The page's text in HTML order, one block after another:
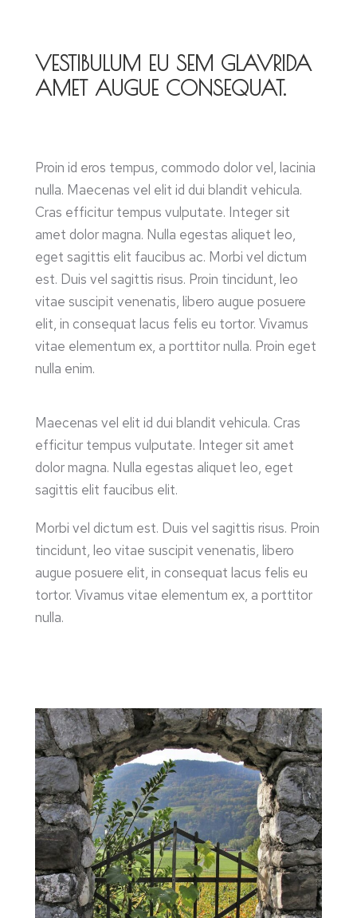
VESTIBULUM EU SEM GLAVRIDA
AMET AUGUE CONSEQUAT.
Proin id eros tempus, commodo dolor vel, lacinia
nulla. Maecenas vel elit id dui blandit vehicula.
Cras efficitur tempus vulputate. Integer sit
amet dolor magna. Nulla egestas aliquet leo,
eget sagittis elit faucibus ac. Morbi vel dictum
est. Duis vel sagittis risus. Proin tincidunt, leo
vitae suscipit venenatis, libero augue posuere
elit, in consequat lacus felis eu tortor. Vivamus
vitae elementum ex, a porttitor nulla. Proin eget
nulla enim.
Maecenas vel elit id dui blandit vehicula. Cras
efficitur tempus vulputate. Integer sit amet
dolor magna. Nulla egestas aliquet leo, eget
sagittis elit faucibus elit.
Morbi vel dictum est. Duis vel sagittis risus. Proin
tincidunt, leo vitae suscipit venenatis, libero
augue posuere elit, in consequat lacus felis eu
tortor. Vivamus vitae elementum ex, a porttitor
nulla.